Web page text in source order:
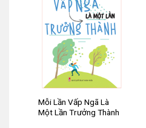
Mỗi Lần Vấp Ngã Là
Một Lần Trưởng Thành